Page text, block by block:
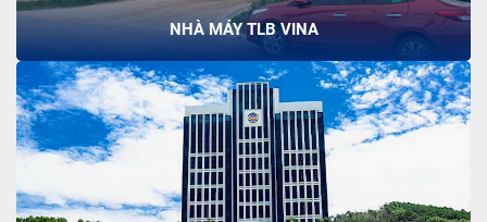
NHÀ MÁY TLB VINA